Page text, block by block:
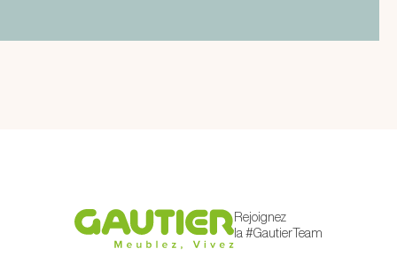
Rejoignez
la #GautierTeam